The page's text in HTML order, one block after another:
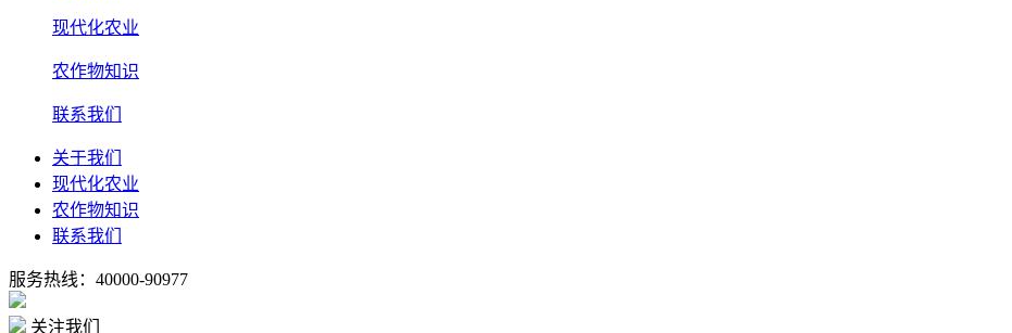
现代化农业
农作物知识
联系我们
关于我们
现代化农业
农作物知识
联系我们
服务热线：40000-90977
关注我们